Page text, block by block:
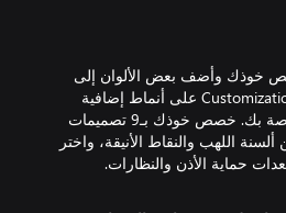
خوذك وأضف بعض الألوان إلى
أعمالك في البناء! تحتوي Customization Kit على أنماط إضافية
لمعدات الحماية الشخصية الخاصة بك. خصص خوذك بـ9 تصميمات
اللهب والنقاط الأنيقة، واختر
حماية الأذن والنظارات.